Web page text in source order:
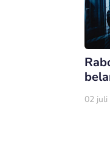
02 juli